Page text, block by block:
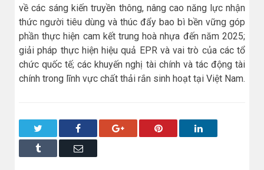
về các sáng kiến truyền thông, nâng cao năng lực nhận
thức người tiêu dùng và thúc đẩy bao bì bền vững góp
phần thực hiện cam kết trung hoà nhựa đến năm 2025;
giải pháp thực hiện hiệu quả EPR và vai trò của các tổ
chức quốc tế; các khuyến nghị tài chính và tác động tài
chính trong lĩnh vực chất thải rắn sinh hoạt tại Việt Nam.
Facebook Google+ Pinterest LinkedIn
Tumblr Email